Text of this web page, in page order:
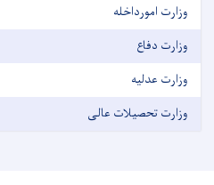
وزارت امورداخله
وزارت دفاع
وزارت عدلیه
وزارت تحصیلات عالی